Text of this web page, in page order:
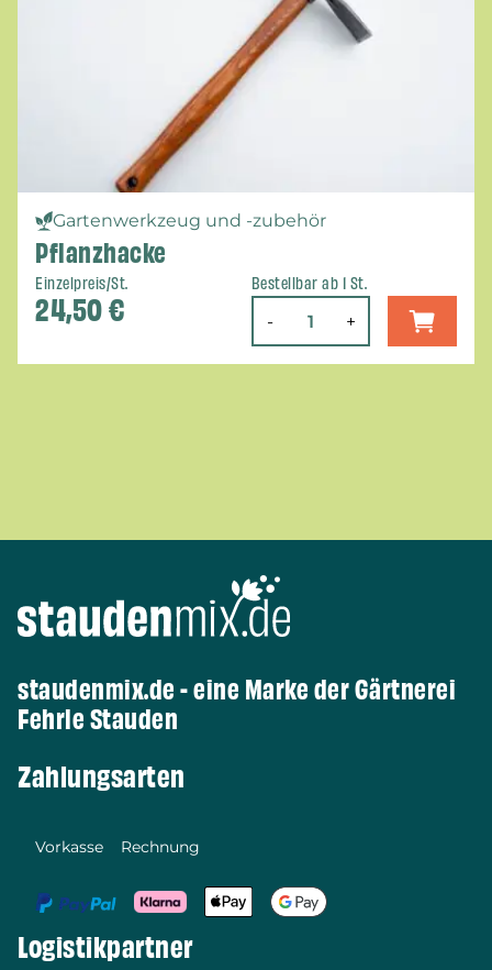
Gartenwerkzeug und -zubehör
Pflanzhacke
Einzelpreis/St.
24,50€
Bestellbar ab 1 St.
- +
staudenmix.de - eine Marke der Gärtnerei
Fehrle Stauden
Zahlungsarten
Vorkasse Rechnung
Logistikpartner